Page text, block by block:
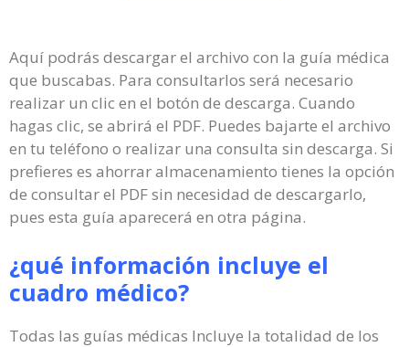
Aquí podrás descargar el archivo con la guía médica
que buscabas. Para consultarlos será necesario
realizar un clic en el botón de descarga. Cuando
hagas clic, se abrirá el PDF. Puedes bajarte el archivo
en tu teléfono o realizar una consulta sin descarga. Si
prefieres es ahorrar almacenamiento tienes la opción
de consultar el PDF sin necesidad de descargarlo,
pues esta guía aparecerá en otra página.
¿qué información incluye el
cuadro médico?
Todas las guías médicas Incluye la totalidad de los